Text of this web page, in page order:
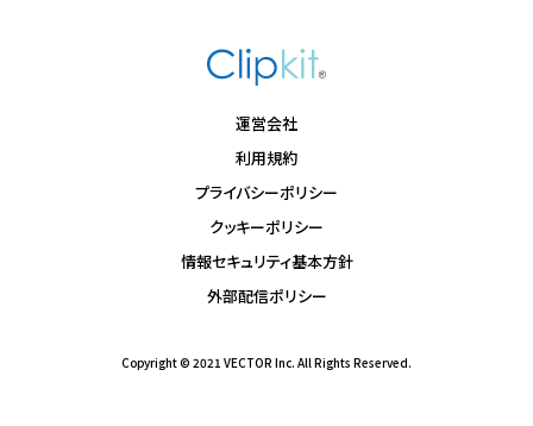
運営会社
利用規約
プライバシーポリシー
クッキーポリシー
情報セキュリティ基本方針
外部配信ポリシー
Copyright © 2021 VECTOR Inc. All Rights Reserved.